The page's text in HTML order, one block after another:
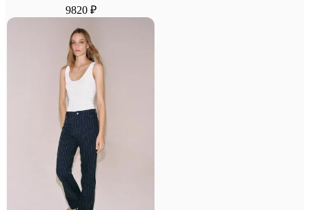
9820 ₽